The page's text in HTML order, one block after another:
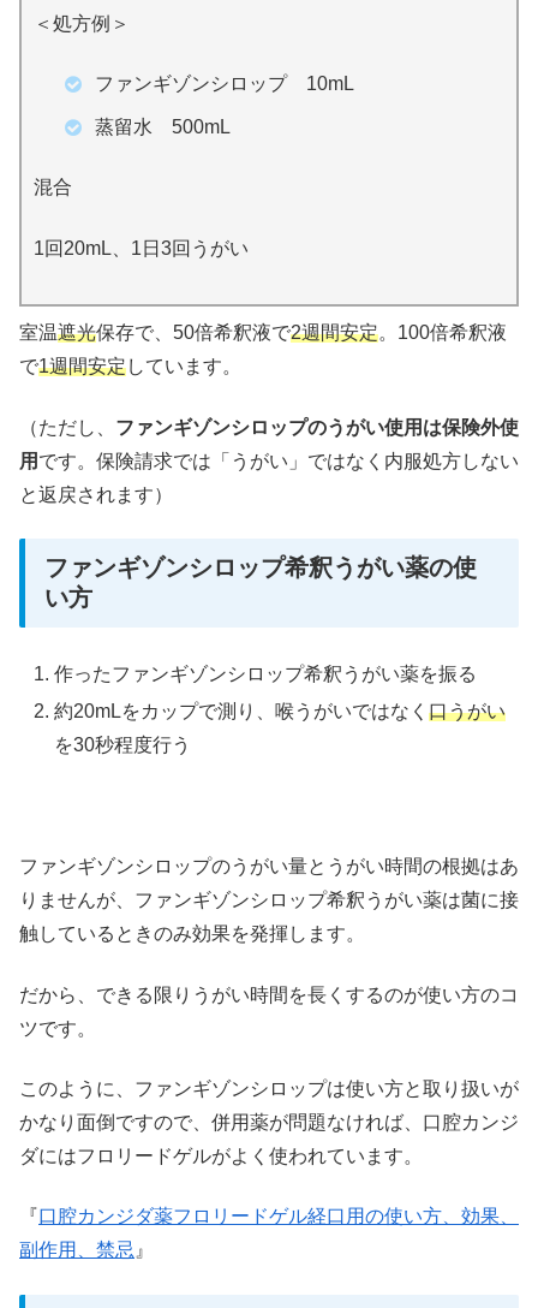
＜処方例＞
ファンギゾンシロップ 10mL
蒸留水 500mL
混合
1回20mL、1日3回うがい
室温遮光保存で、50倍希釈液で2週間安定。100倍希釈液
で1週間安定しています。
（ただし、 ファンギゾンシロップのうがい使用は保険外使
用 です。保険請求では「うがい」ではなく内服処方しない
と返戻されます）
ファンギゾンシロップ希釈うがい薬の使
い方
作ったファンギゾンシロップ希釈うがい薬を振る
約20mLをカップで測り、喉うがいではなく口うがい
を30秒程度行う
ファンギゾンシロップのうがい量とうがい時間の根拠はあ
りませんが、ファンギゾンシロップ希釈うがい薬は菌に接
触しているときのみ効果を発揮します。
だから、できる限りうがい時間を長くするのが使い方のコ
ツです。
このように、ファンギゾンシロップは使い方と取り扱いが
かなり面倒ですので、併用薬が問題なければ、口腔カンジ
ダにはフロリードゲルがよく使われています。
『口腔カンジダ薬フロリードゲル経口用の使い方、効果、
副作用、禁忌 』